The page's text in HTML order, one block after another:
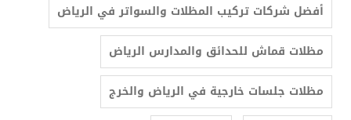
أفضل شركات تركيب المظلات والسواتر في الرياض
مظلات قماش للحدائق والمدارس الرياض
مظلات جلسات خارجية في الرياض والخرج